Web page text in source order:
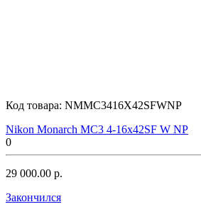
Код товара: NMMC3416X42SFWNP
Nikon Monarch MC3 4-16x42SF W NP
0
29 000.00 р.
Закончился